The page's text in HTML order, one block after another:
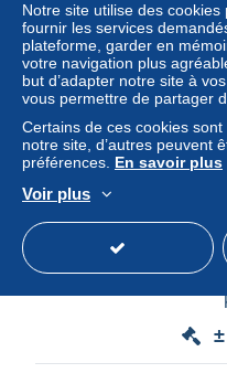
Notre site utilise des
fournir les services
plateforme, garder en
votre navigation plus
but d’adapter notre site à
vous permettre de partager
Certains de ces cookies
notre site, d’autres peuvent
préférences. En savoir plus
Voir plus